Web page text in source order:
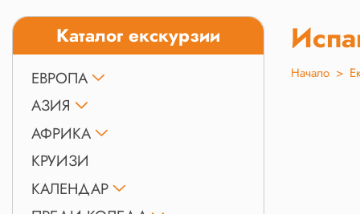
Каталог екскурзии
ЕВРОПА
АЗИЯ
АФРИКА
КРУИЗИ
КАЛЕНДАР
Начало >